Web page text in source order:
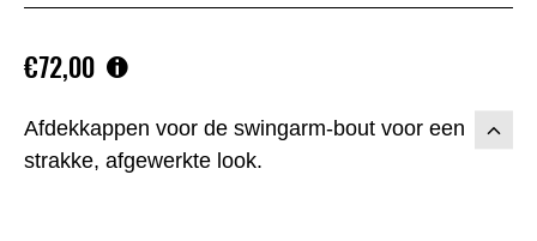
Afdekkappen voor de swingarm-bout voor een
strakke, afgewerkte look.
€72,00